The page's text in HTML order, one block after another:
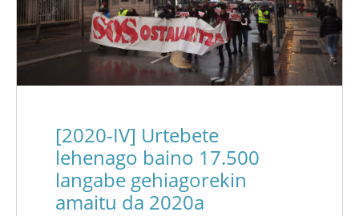
[2020-IV] Urtebete
lehenago baino 17.500
langabe gehiagorekin
amaitu da 2020a